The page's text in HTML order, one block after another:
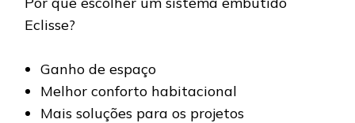
Eclisse?
Ganho de espaço
Melhor conforto habitacional
Mais soluções para os projetos